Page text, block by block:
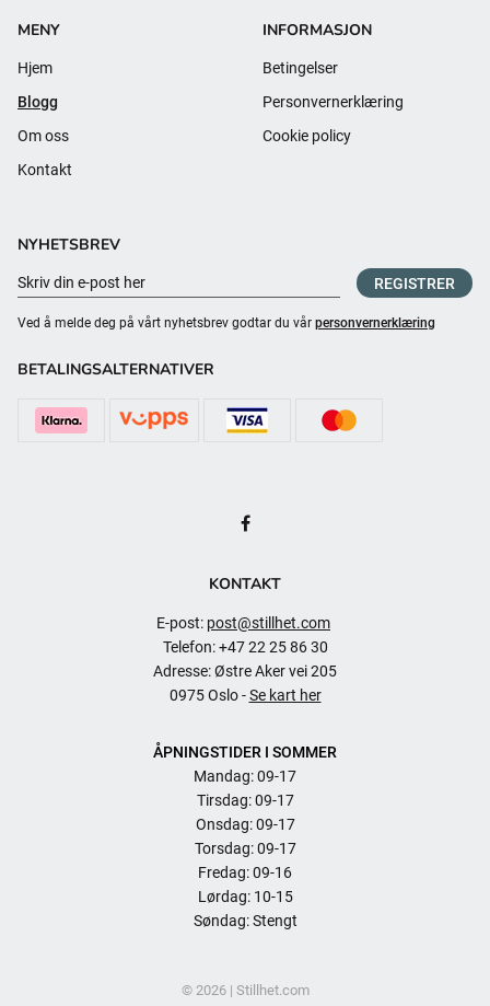
MENY
Hjem
Blogg
Om oss
Kontakt
INFORMASJON
Betingelser
Personvernerklæring
Cookie policy
NYHETSBREV
REGISTRER
Ved å melde deg på vårt nyhetsbrev godtar du vår personvernerklæring
BETALINGSALTERNATIVER
KONTAKT
E-post: post@stillhet.com
Telefon: +47 22 25 86 30
Adresse: Østre Aker vei 205
0975 Oslo -Se kart her
ÅPNINGSTIDER I SOMMER
Mandag: 09-17
Tirsdag: 09-17
Onsdag: 09-17
Torsdag: 09-17
Fredag: 09-16
Lørdag: 10-15
Søndag: Stengt
© 2026 | Stillhet.com